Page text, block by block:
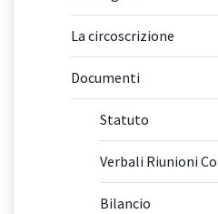
La circoscrizione
Documenti
Statuto
Verbali Riunioni
Bilancio